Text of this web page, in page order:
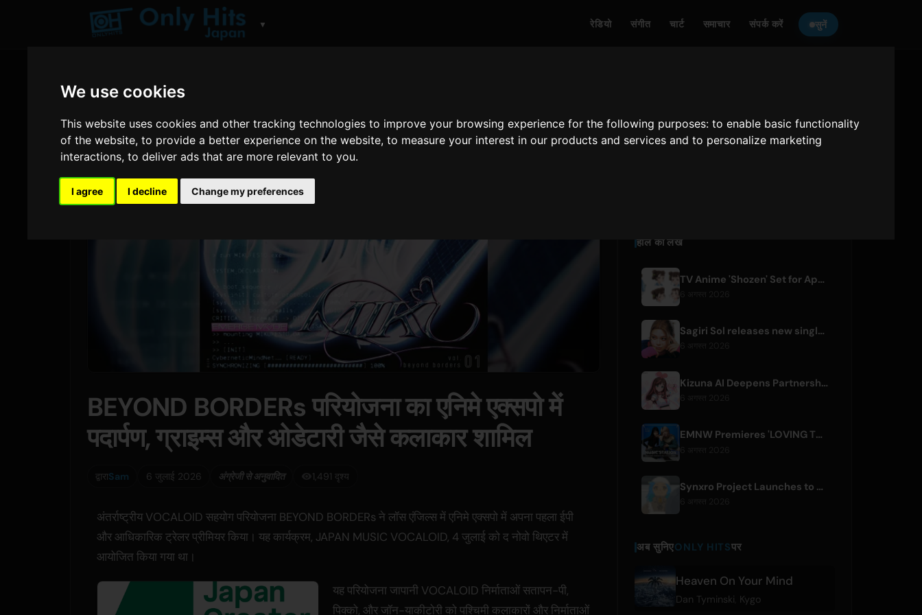
We use cookies
This website uses cookies and other tracking technologies to improve your browsing experience for the following purposes:to enable basic functionality
of the website,to provide a better experience on the website,to measure your interest in our products and services and to personalize marketing
interactions,to deliver ads that are more relevant to you.
I agree I decline Change my preferences
▼ रेडियो संगीत चार्ट समाचार संपर्क करें सुनें
BEYOND BORDERs परियोजना का एनिमे एक्सपो में
पदार्पण, ग्राइम्स और ओडेटारी जैसे कलाकार शामिल
द्वाराSam 6 जुलाई 2026 अंग्रेजी से अनुवादित 1,491 दृश्य
अंतर्राष्ट्रीय VOCALOID सहयोग परियोजना BEYOND BORDERs ने लॉस एंजिल्स में एनिमे एक्सपो में अपना पहला ईपी
और आधिकारिक ट्रेलर प्रीमियर किया। यह कार्यक्रम, JAPAN MUSIC VOCALOID, 4 जुलाई को द नोवो थिएटर में
आयोजित किया गया था।
यह परियोजना जापानी VOCALOID निर्माताओं सतापन-पी,
पिक्को, और जॉन-याकीटोरी को पश्चिमी कलाकारों और निर्माताओं
Only Hits Japan
हाल की लेख
TV Anime 'Shozen' Set for April 2027 Premiere on Fuji TV
Sagiri Sol releases new single 'next to your love' after hiatus
6 अगस्त 2026
Kizuna AI Deepens Partnership with Asobisystem Ahead of 10th Anniversary World Tour
EMNW Premieres 'LOVING TO GET US BY' Music Video on August 7
6 अगस्त 2026
Synxro Project Launches to Create New IP from Fictional Anime Openings
अब सुनिएONLY HITSपर
Heaven On Your Mind
Dan Tyminski Kygo